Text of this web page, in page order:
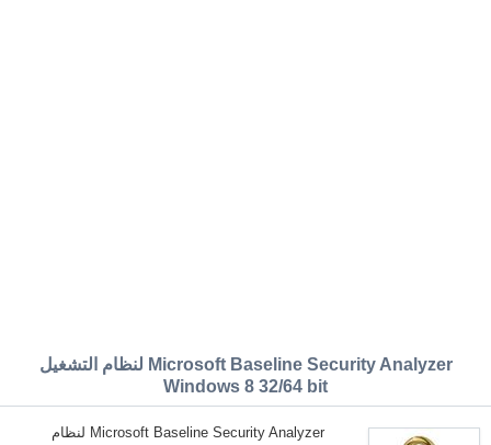
Microsoft Baseline Security Analyzer لنظام التشغيل
Windows 8 32/64 bit
Microsoft Baseline Security Analyzer لنظام